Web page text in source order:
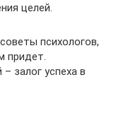
целей.
психологов,
придет.
залог успеха в